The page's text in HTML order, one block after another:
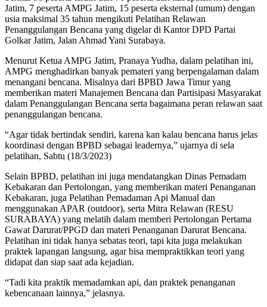
Jatim, 7 peserta AMPG Jatim, 15 peserta eksternal (umum) dengan
usia maksimal 35 tahun mengikuti Pelatihan Relawan
Penanggulangan Bencana yang digelar di Kantor DPD Partai
Golkar Jatim, Jalan Ahmad Yani Surabaya.
Menurut Ketua AMPG Jatim, Pranaya Yudha, dalam pelatihan ini,
AMPG menghadirkan banyak pemateri yang berpengalaman dalam
menangani bencana. Misalnya dari BPBD Jawa Timur yang
memberikan materi Manajemen Bencana dan Partisipasi Masyarakat
dalam Penanggulangan Bencana serta bagaimana peran relawan saat
penanggulangan bencana.
“Agar tidak bertindak sendiri, karena kan kalau bencana harus jelas
koordinasi dengan BPBD sebagai leadernya,” ujarnya di sela
pelatihan, Sabtu (18/3/2023)
Selain BPBD, pelatihan ini juga mendatangkan Dinas Pemadam
Kebakaran dan Pertolongan, yang memberikan materi Penanganan
Kebakaran, juga Pelatihan Pemadaman Api Manual dan
menggunakan APAR (outdoor), serta Mitra Relawan (RESU
SURABAYA) yang melatih dalam memberi Pertolongan Pertama
Gawat Darurat/PPGD dan materi Penanganan Darurat Bencana.
Pelatihan ini tidak hanya sebatas teori, tapi kita juga melakukan
praktek lapangan langsung, agar bisa mempraktikkan teori yang
didapat dan siap saat ada kejadian.
“Tadi kita praktik memadamkan api, dan praktek penanganan
kebencanaan lainnya,” jelasnya.